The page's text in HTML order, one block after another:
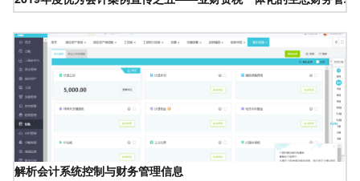
解析会计系统控制与财务管理信息